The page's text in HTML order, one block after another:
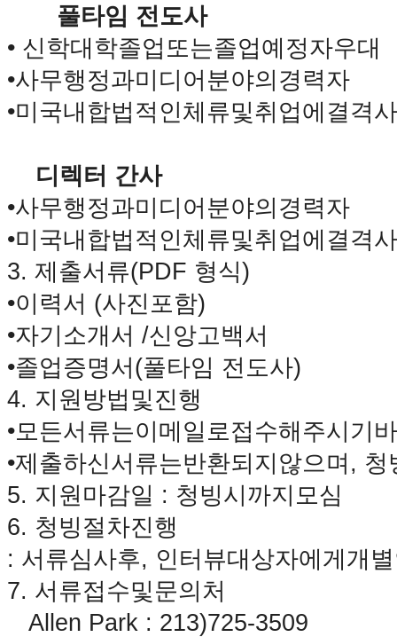
러
약
국
주
성
비
아
탑-
릴
리
지
구
입
발
부
전
치
료
임
중
절
코
풀타임 전도사
• 신학대학졸업 또는졸업예정자우대
•사무행정과미디어분야의경력자
•미국내합법적인체류및취업에결격
디렉터 간사
•사무행정과미디어분야의경력자
•미국내합법적인체류및취업에결격
3. 제출서류(PDF 형식)
•이력서 (사진 포함)
•자기소개서 /신앙고백서
•졸업증명서(풀타임 전도사)
4. 지원 방법및진행
•모든서류는이메일로접수해주시기
•제출하신서류는반환되지않으며, 청
5. 지원마감일 : 청빙시까지 모심
6. 청빙절차진행
: 서류심사후, 인터뷰대상자에게개별
7. 서류접수및문의처
Allen Park : 213)725-3509